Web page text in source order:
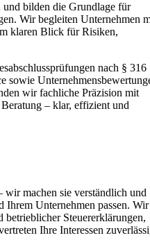
und bilden die Grundlage für
Wir begleiten Unternehmen
klaren Blick für Risiken,
nach § 316
sowie
wir fachliche Präzision mit
– klar, effizient und
machen sie verständlich und
Unternehmen passen. Wir
betrieblicher Steuererklärungen,
Ihre Interessen